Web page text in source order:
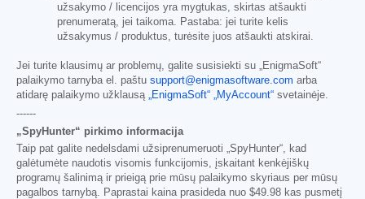
užsakymo / licencijos yra mygtukas, skirtas atšaukti
prenumeratą, jei taikoma. Pastaba: jei turite kelis
užsakymus / produktus, turėsite juos atšaukti atskirai.
Jei turite klausimų ar problemų, galite susisiekti su „EnigmaSoft“
palaikymo tarnyba el. paštu support@enigmasoftware.com arba
atidarę palaikymo užklausą „EnigmaSoft“ „MyAccount“ svetainėje.
------
„SpyHunter“ pirkimo informacija
Taip pat galite nedelsdami užsiprenumeruoti „SpyHunter“, kad
galėtumėte naudotis visomis funkcijomis, įskaitant kenkėjiškų
programų šalinimą ir prieigą prie mūsų palaikymo skyriaus per mūsų
pagalbos tarnybą. Paprastai kaina prasideda nuo $49.98 kas pusmetį